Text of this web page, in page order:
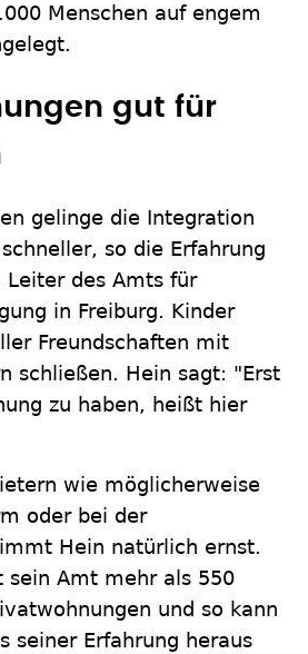
Menschen auf engem
gut für
gelinge die Integration
so die Erfahrung
Leiter des Amts für
in Freiburg. Kinder
Freundschaften mit
schließen. Hein sagt: "Erst
zu haben, heißt hier
wie möglicherweise
oder bei der
Hein natürlich ernst.
sein Amt mehr als 550
und so kann
seiner Erfahrung heraus